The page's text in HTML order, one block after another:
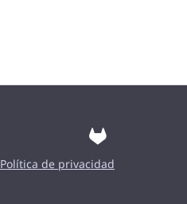
Política de privacidad